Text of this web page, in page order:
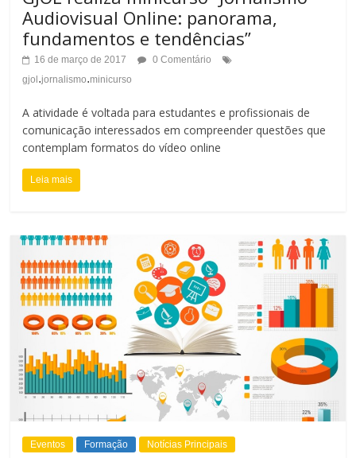
C
m
Audiovisual Online: panorama,
fundamentos e tendências”
16 de março de 2017
0 Comentário
gjol.jornalismo.minicurso
A atividade é voltada para estudantes e profissionais de
comunicação interessados em compreender questões que
contemplam formatos do vídeo online
Leia mais
Eventos Formação
Notícias Principais